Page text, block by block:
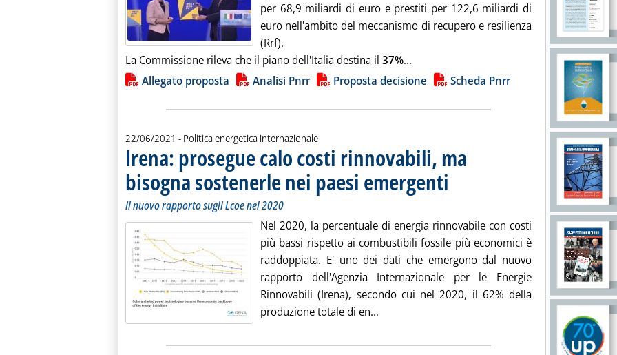
per 68,9 miliardi di euro e prestiti per 122,6 miliardi di
euro nell'ambito del meccanismo di recupero e resilienza
(Rrf).
La Commissione rileva che il piano dell'Italia destina il 37%... Leggi tutta la notizia: 'Piano di ripresa,
Lista allegati PDF alla notizia
Allegato proposta Analisi Pnrr Proposta decisione Scheda Pnrr
22/06/2021 - Politica energetica internazionale
Irena: prosegue calo costi rinnovabili, ma
bisogna sostenerle nei paesi emergenti . Sottotitolo: Il nuovo rapporto sugli Lcoe nel 2020
. Pubblicata martedì 22 giugno 2021 alle 13.12.
Il nuovo rapporto sugli Lcoe nel 2020
Nel 2020, la percentuale di energia rinnovabile con costi
più bassi rispetto ai combustibili fossile più economici è
raddoppiata. E' uno dei dati che emergono dal nuovo
rapporto dell'Agenzia Internazionale per le Energie
Rinnovabili (Irena), secondo cui nel 2020, il 62% della
produzione totale di en... Leggi tutta la notizia: 'Irena: prosegue calo